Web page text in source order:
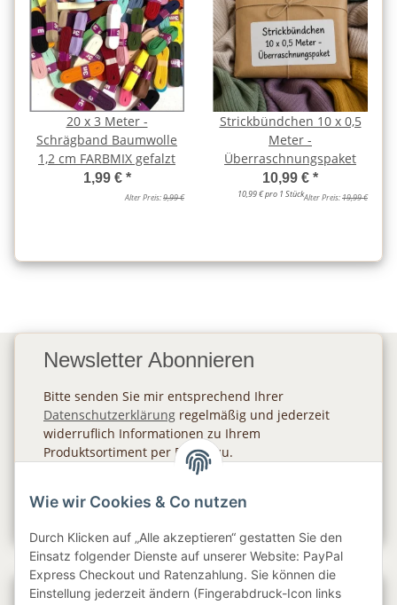
20 x 3 Meter -
Schrägband Baumwolle
1,2 cm FARBMIX gefalzt
1,99 € *
Alter Preis:9,99 €
Strickbündchen 10 x 0,5
Meter -
Überraschnungspaket
10,99 € *
10,99 € pro 1 StückAlter Preis:19,99 €
Newsletter Abonnieren
Bitte senden Sie mir entsprechend Ihrer
Datenschutzerklärung regelmäßig und jederzeit
widerruflich Informationen zu Ihrem
Produktsortiment per E-Mail zu.
Gesetzliche Informationen
Wie wir Cookies & Co nutzen
Durch Klicken auf „Alle akzeptieren“ gestatten Sie den
Einsatz folgender Dienste auf unserer Website: PayPal
Express Checkout und Ratenzahlung. Sie können die
Einstellung jederzeit ändern (Fingerabdruck-Icon links